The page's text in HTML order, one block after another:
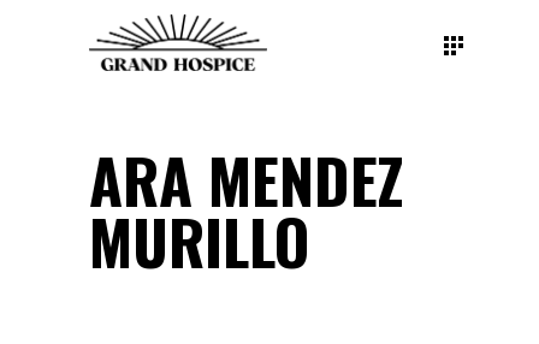
ARA MENDEZ
MURILLO